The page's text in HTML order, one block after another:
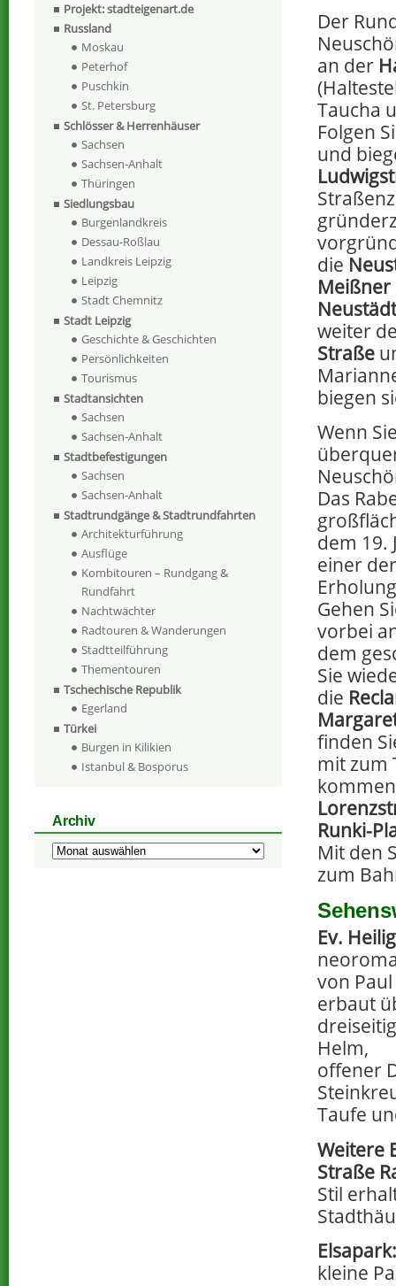
Der
an der
Taucha
Folgen
und
die
Meißner
weiter
Straße
biegen
Wenn
Das
dem 19.
einer
Gehen
vorbei
dem
Sie
die
finden
mit zum
Runki-
Mit den
zum
Ev.
von
erbaut
Helm,
offener
Taufe
Weitere
Straße
Stil
Elsapark:
kleine
Projekt: stadteigenart.de
Russland
Moskau
Peterhof
Puschkin
St. Petersburg
Schlösser & Herrenhäuser
Sachsen
Sachsen-Anhalt
Thüringen
Siedlungsbau
Burgenlandkreis
Dessau-Roßlau
Landkreis Leipzig
Leipzig
Stadt Chemnitz
Stadt Leipzig
Geschichte & Geschichten
Persönlichkeiten
Tourismus
Stadtansichten
Sachsen
Sachsen-Anhalt
Stadtbefestigungen
Sachsen
Sachsen-Anhalt
Stadtrundgänge & Stadtrundfahrten
Architekturführung
Ausflüge
Kombitouren – Rundgang &
Rundfahrt
Nachtwächter
Radtouren & Wanderungen
Stadtteilführung
Thementouren
Tschechische Republik
Egerland
Türkei
Burgen in Kilikien
Istanbul & Bosporus
Archiv
Archiv